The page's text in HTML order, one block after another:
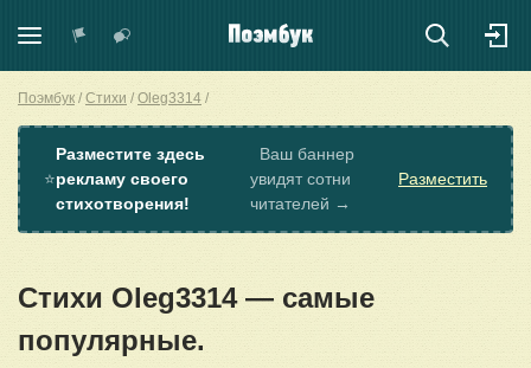
Поэмбук Стихи Oleg3314
⭐
Разместите здесь
рекламу своего
стихотворения!
Ваш баннер
увидят сотни
читателей →
Разместить
Стихи Oleg3314 — самые
популярные.